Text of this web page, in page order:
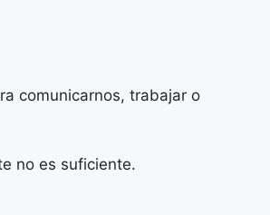
comunicarnos, trabajar o
no es suficiente.